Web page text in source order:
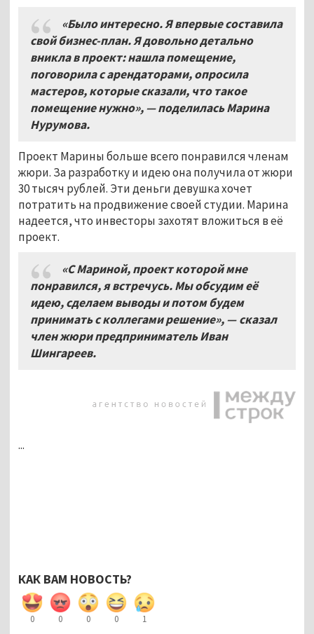
«Было интересно. Я впервые составила
свой бизнес-план. Я довольно детально
вникла в проект: нашла помещение,
поговорила с арендаторами, опросила
мастеров, которые сказали, что такое
помещение нужно», — поделилась Марина
Нурумова.
Проект Марины больше всего понравился членам
жюри. За разработку и идею она получила от жюри
30 тысяч рублей. Эти деньги девушка хочет
потратить на продвижение своей студии. Марина
надеется, что инвесторы захотят вложиться в её
проект.
«С Мариной, проект которой мне
понравился, я встречусь. Мы обсудим её
идею, сделаем выводы и потом будем
принимать с коллегами решение», — сказал
член жюри предприниматель Иван
Шингареев.
...
КАК ВАМ НОВОСТЬ?
0 0 0 0 1